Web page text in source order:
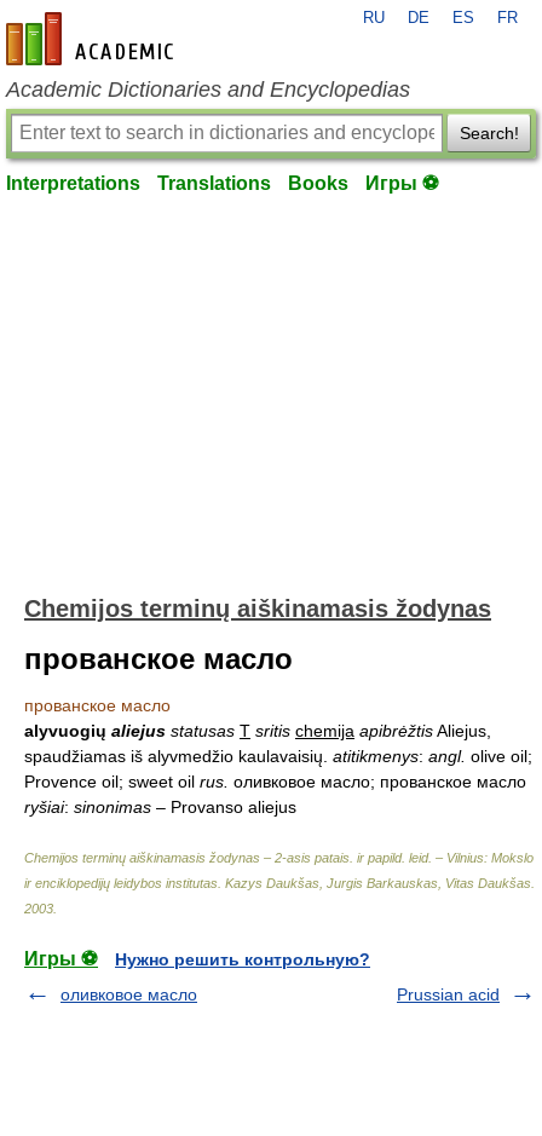
en-academic.com
RU DE ES FR
Academic Dictionaries and Encyclopedias
Search!
Interpretations Translations Books Игры ⚽
Chemijos terminų aiškinamasis žodynas
прованское масло
прованское масло
alyvuogių aliejus statusas T sritis chemija apibrėžtisAliejus,
spaudžiamas iš alyvmedžio kaulavaisių. atitikmenys: angl. olive oil;
Provence oil; sweet oil rus. оливковое масло; прованское масло
ryšiai: sinonimas – Provanso aliejus
Chemijos terminų aiškinamasis žodynas – 2-asis patais. ir papild. leid. – Vilnius: Mokslo
ir enciklopedijų leidybos institutas Kazys Daukšas, Jurgis Barkauskas, Vitas Daukšas
2003
Игры ⚽
Нужно решить контрольную?
оливковое масло
Prussian acid